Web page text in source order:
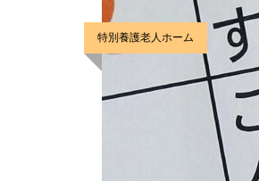
特別養護老人ホーム